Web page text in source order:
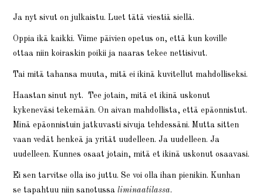
Ja nyt sivut on julkaistu. Luet tätä viestiä siellä.
Oppia ikä kaikki. Viime päivien opetus on, että kun koville
ottaa niin koiraskin poikii ja naaras tekee nettisivut.
Tai mitä tahansa muuta, mitä ei ikinä kuvitellut mahdolliseksi.
Haastan sinut nyt. Tee jotain, mitä et ikinä uskonut
kykeneväsi tekemään. On aivan mahdollista, että epäonnistut.
Minä epäonnistuin jatkuvasti sivuja tehdessäni. Mutta sitten
vaan vedät henkeä ja yrität uudelleen. Ja uudelleen. Ja
uudelleen. Kunnes osaat jotain, mitä et ikinä uskonut osaavasi.
Ei sen tarvitse olla iso juttu. Se voi olla ihan pienikin. Kunhan
se tapahtuu niin sanotussaliminaatilassa.